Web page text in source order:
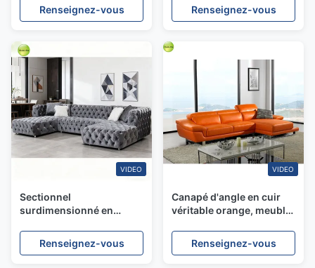
construction haut de
gamme
Renseignez-vous
votre intérieur en un
sanctuaire de design
Renseignez-vous
VIDEO
Sectionnel
surdimensionné en
capitonné, accent
artistique moderne –
Renseignez-vous
VIDEO
Canapé d'angle en cuir
véritable orange, meuble
Renseignez-vous